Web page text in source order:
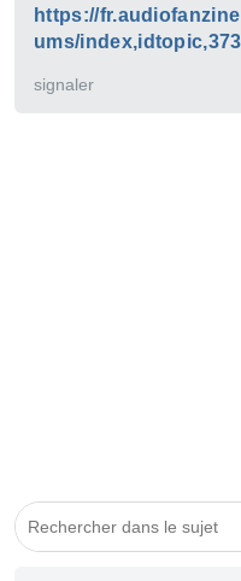
https://
ums/
signaler